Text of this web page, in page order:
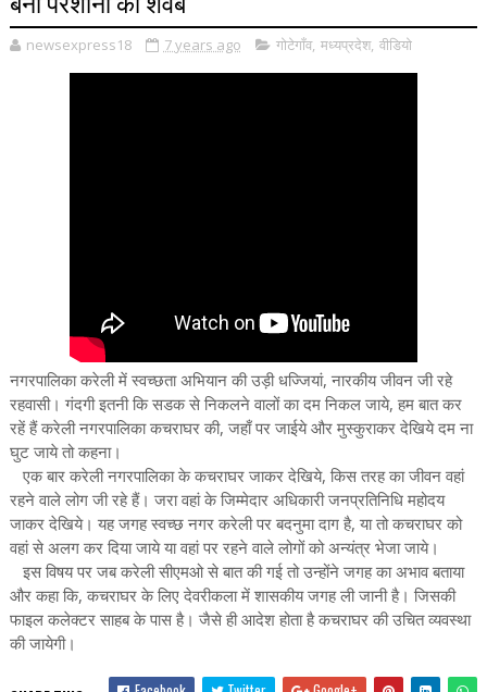
newsexpress18 7 years ago गोटेगाँव, मध्यप्रदेश, वीडियो
नगरपालिका करेली में स्वच्छता अभियान की उड़ी धज्जियां, नारकीय जीवन जी रहे
रहवासी। गंदगी इतनी कि सडक से निकलने वालों का दम निकल जाये, हम बात कर
रहें हैं करेली नगरपालिका कचराघर की, जहाँ पर जाईये और मुस्कुराकर देखिये दम ना
घुट जाये तो कहना।
एक बार करेली नगरपालिका के कचराघर जाकर देखिये, किस तरह का जीवन वहां
रहने वाले लोग जी रहे हैं। जरा वहां के जिम्मेदार अधिकारी जनप्रतिनिधि महोदय
जाकर देखिये। यह जगह स्वच्छ नगर करेली पर बदनुमा दाग है, या तो कचराघर को
वहां से अलग कर दिया जाये या वहां पर रहने वाले लोगों को अन्यंत्र भेजा जाये।
इस विषय पर जब करेली सीएमओ से बात की गई तो उन्होंने जगह का अभाव बताया
और कहा कि, कचराघर के लिए देवरीकला में शासकीय जगह ली जानी है। जिसकी
फाइल कलेक्टर साहब के पास है। जैसे ही आदेश होता है कचराघर की उचित व्यवस्था
की जायेगी।